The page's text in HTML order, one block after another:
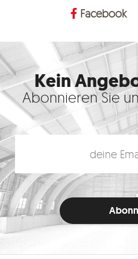
Facebook
Kein
Abonnieren Sie